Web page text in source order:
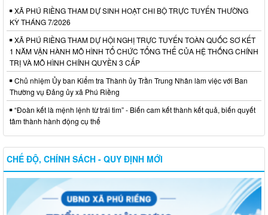
XÃ PHÚ RIỀNG THAM DỰ SINH HOẠT CHI BỘ TRỰC TUYẾN THƯỜNG
KỲ THÁNG 7/2026
XÃ PHÚ RIỀNG THAM DỰ HỘI NGHỊ TRỰC TUYẾN TOÀN QUỐC SƠ KẾT
1 NĂM VẬN HÀNH MÔ HÌNH TỔ CHỨC TỔNG THỂ CỦA HỆ THỐNG CHÍNH
TRỊ VÀ MÔ HÌNH CHÍNH QUYỀN 3 CẤP
Chủ nhiệm Ủy ban Kiểm tra Thành ủy Trần Trung Nhân làm việc với Ban
Thường vụ Đảng ủy xã Phú Riềng
“Đoàn kết là mệnh lệnh từ trái tim” - Biến cam kết thành kết quả, biến quyết
tâm thành hành động cụ thể
CHẾ ĐỘ, CHÍNH SÁCH - QUY ĐỊNH MỚI